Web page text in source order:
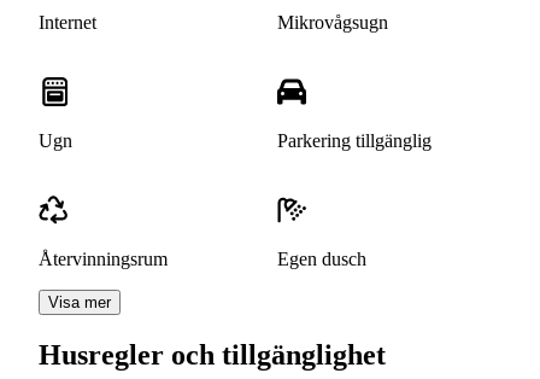
Internet Mikrovågsugn
Ugn Parkering tillgänglig
Återvinningsrum Egen dusch
Visa mer
Husregler och tillgänglighet